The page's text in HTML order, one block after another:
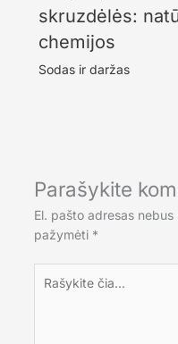
skruzdėlės:
chemijos
Sodas ir daržas
Parašykite
El. pašto adresas nebus
pažymėti *
čia...